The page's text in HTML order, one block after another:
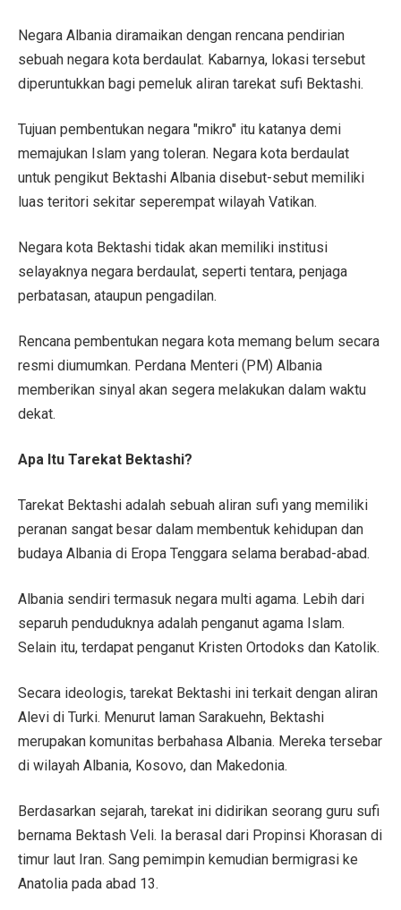
Negara Albania diramaikan dengan rencana pendirian
sebuah negara kota berdaulat. Kabarnya, lokasi tersebut
diperuntukkan bagi pemeluk aliran tarekat sufi Bektashi.
Tujuan pembentukan negara "mikro" itu katanya demi
memajukan Islam yang toleran. Negara kota berdaulat
untuk pengikut Bektashi Albania disebut-sebut memiliki
luas teritori sekitar seperempat wilayah Vatikan.
Negara kota Bektashi tidak akan memiliki institusi
selayaknya negara berdaulat, seperti tentara, penjaga
perbatasan, ataupun pengadilan.
Rencana pembentukan negara kota memang belum secara
resmi diumumkan. Perdana Menteri (PM) Albania
memberikan sinyal akan segera melakukan dalam waktu
dekat.
Apa Itu Tarekat Bektashi?
Tarekat Bektashi adalah sebuah aliran sufi yang memiliki
peranan sangat besar dalam membentuk kehidupan dan
budaya Albania di Eropa Tenggara selama berabad-abad.
Albania sendiri termasuk negara multi agama. Lebih dari
separuh penduduknya adalah penganut agama Islam.
Selain itu, terdapat penganut Kristen Ortodoks dan Katolik.
Secara ideologis, tarekat Bektashi ini terkait dengan aliran
Alevi di Turki. Menurut laman Sarakuehn, Bektashi
merupakan komunitas berbahasa Albania. Mereka tersebar
di wilayah Albania, Kosovo, dan Makedonia.
Berdasarkan sejarah, tarekat ini didirikan seorang guru sufi
bernama Bektash Veli. Ia berasal dari Propinsi Khorasan di
timur laut Iran. Sang pemimpin kemudian bermigrasi ke
Anatolia pada abad 13.